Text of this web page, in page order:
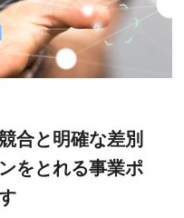
合と明確な差別
をとれる事業ポ